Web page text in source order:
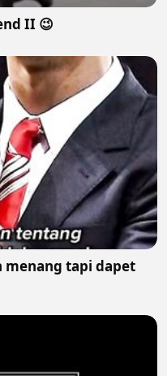
II 😉
menang tapi dapet